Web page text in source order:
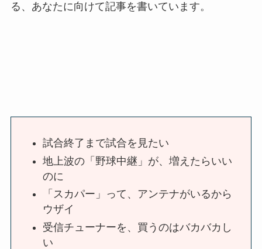
る、あなたに向けて記事を書いています。
試合終了まで試合を見たい
地上波の「野球中継」が、増えたらいい
のに
「スカパー」って、アンテナがいるから
ウザイ
受信チューナーを、買うのはバカバカし
い